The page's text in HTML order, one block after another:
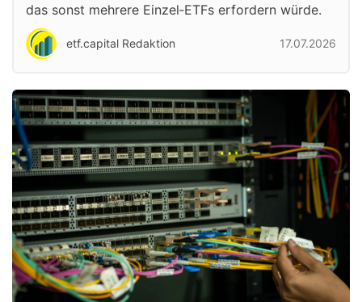
das sonst mehrere Einzel‑ETFs erfordern würde.
etf.capital Redaktion 17.07.2026